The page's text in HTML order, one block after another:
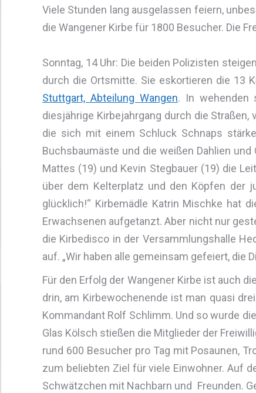
Viele Stunden lang ausgelassen feiern,
die Wangener Kirbe für 1800 Besucher. Die
Sonntag, 14 Uhr: Die beiden Polizisten
durch die Ortsmitte. Sie eskortieren die 13
Stuttgart, Abteilung Wangen. In wehenden
diesjährige Kirbejahrgang durch die
die sich mit einem Schluck Schnaps
Buchsbaumäste und die weißen Dahlien
Mattes (19) und Kevin Stegbauer (19) die
über dem Kelterplatz und den Köpfen der
glücklich!“ Kirbemädle Katrin Mischke hat
Erwachsenen aufgetanzt. Aber nicht nur
die Kirbedisco in der Versammlungshalle
auf. „Wir haben alle gemeinsam gefeiert, die
Für den Erfolg der Wangener Kirbe ist auch
drin, am Kirbewochenende ist man quasi
Kommandant Rolf Schlimm. Und so wurde
Glas Kölsch stießen die Mitglieder der
rund 600 Besucher pro Tag mit Posaunen,
zum beliebten Ziel für viele Einwohner. Auf
Schwätzchen mit Nachbarn und Freunden.